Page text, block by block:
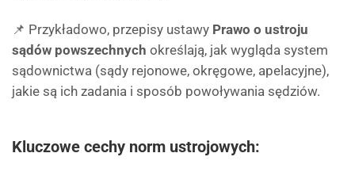
📌 Przykładowo, przepisy ustawy Prawo o ustroju
sądów powszechnych określają, jak wygląda system
sądownictwa (sądy rejonowe, okręgowe, apelacyjne),
jakie są ich zadania i sposób powoływania sędziów.
Kluczowe cechy norm ustrojowych: